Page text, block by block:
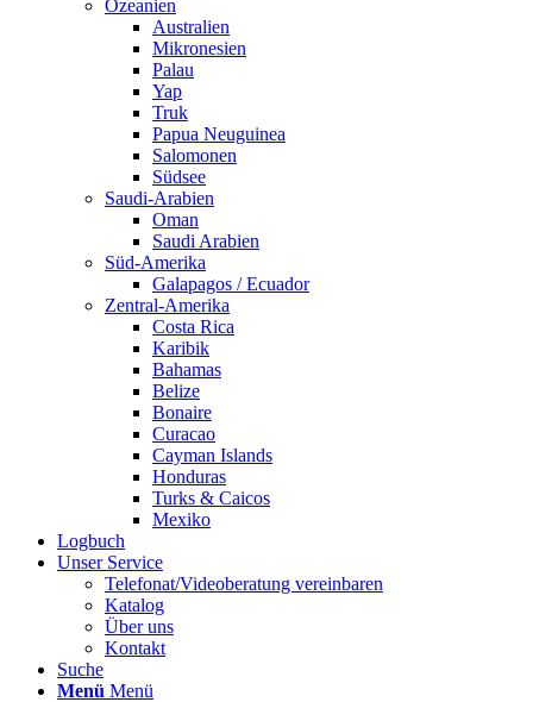
Ozeanien
Australien
Mikronesien
Palau
Yap
Truk
Papua Neuguinea
Salomonen
Südsee
Saudi-Arabien
Oman
Saudi Arabien
Süd-Amerika
Galapagos / Ecuador
Zentral-Amerika
Costa Rica
Karibik
Bahamas
Belize
Bonaire
Curacao
Cayman Islands
Honduras
Turks & Caicos
Mexiko
Logbuch
Unser Service
Telefonat/Videoberatung vereinbaren
Katalog
Über uns
Kontakt
Suche
Menü Menü